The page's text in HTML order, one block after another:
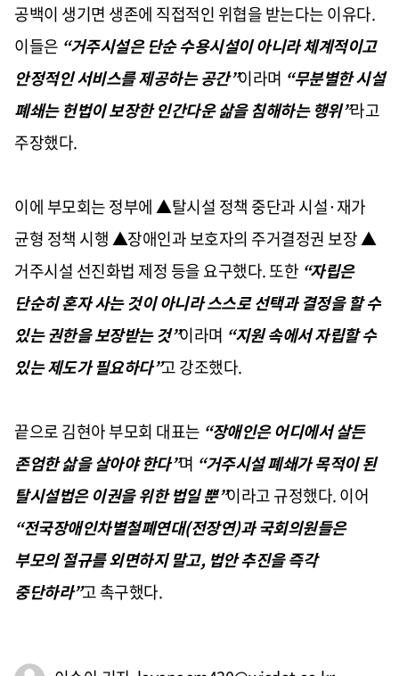
공백이 생기면 생존에 직접적인 위협을 받는다는 이유다.
이들은 “거주시설은 단순 수용시설이 아니라 체계적이고
안정적인 서비스를 제공하는 공간”이라며 “무분별한 시설
폐쇄는 헌법이 보장한 인간다운 삶을 침해하는 행위”라고
주장했다.
이에 부모회는 정부에 ▲탈시설 정책 중단과 시설·재가
균형 정책 시행 ▲장애인과 보호자의 주거결정권 보장 ▲
거주시설 선진화법 제정 등을 요구했다. 또한 “자립은
단순히 혼자 사는 것이 아니라 스스로 선택과 결정을 할 수
있는 권한을 보장받는 것”이라며 “지원 속에서 자립할 수
있는 제도가 필요하다”고 강조했다.
끝으로 김현아 부모회 대표는 “장애인은 어디에서 살든
존엄한 삶을 살아야 한다”며 “거주시설 폐쇄가 목적이 된
탈시설법은 이권을 위한 법일 뿐”이라고 규정했다. 이어
“전국장애인차별철폐연대(전장연)과 국회의원들은
부모의 절규를 외면하지 말고, 법안 추진을 즉각
중단하라”고 촉구했다.